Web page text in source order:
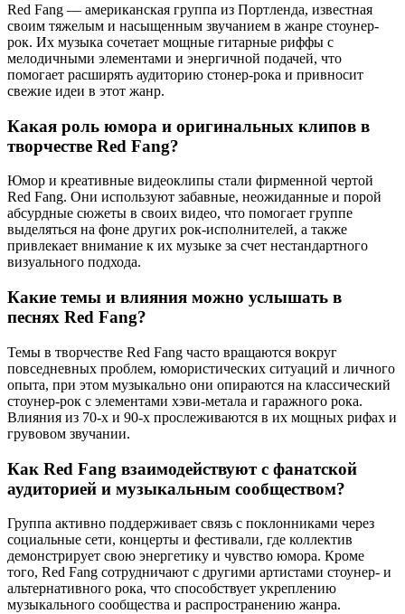
Red Fang — американская группа из Портленда, известная
своим тяжелым и насыщенным звучанием в жанре стоунер-
рок. Их музыка сочетает мощные гитарные риффы с
мелодичными элементами и энергичной подачей, что
помогает расширять аудиторию стонер-рока и привносит
свежие идеи в этот жанр.
Какая роль юмора и оригинальных клипов в
творчестве Red Fang?
Юмор и креативные видеоклипы стали фирменной чертой
Red Fang. Они используют забавные, неожиданные и порой
абсурдные сюжеты в своих видео, что помогает группе
выделяться на фоне других рок-исполнителей, а также
привлекает внимание к их музыке за счет нестандартного
визуального подхода.
Какие темы и влияния можно услышать в
песнях Red Fang?
Темы в творчестве Red Fang часто вращаются вокруг
повседневных проблем, юмористических ситуаций и личного
опыта, при этом музыкально они опираются на классический
стоунер-рок с элементами хэви-метала и гаражного рока.
Влияния из 70-х и 90-х прослеживаются в их мощных рифах и
грувовом звучании.
Как Red Fang взаимодействуют с фанатской
аудиторией и музыкальным сообществом?
Группа активно поддерживает связь с поклонниками через
социальные сети, концерты и фестивали, где коллектив
демонстрирует свою энергетику и чувство юмора. Кроме
того, Red Fang сотрудничают с другими артистами стоунер- и
альтернативного рока, что способствует укреплению
музыкального сообщества и распространению жанра.